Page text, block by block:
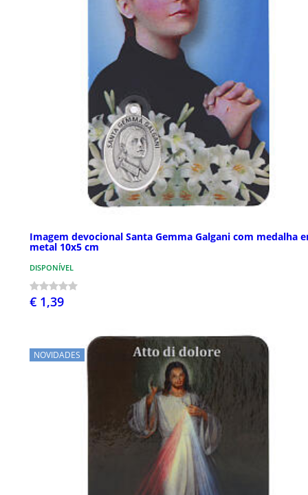
Imagem devocional Santa Gemma Galgani com medalha
metal 10x5 cm
DISPONÍVEL
€ 1,39
NOVIDADES